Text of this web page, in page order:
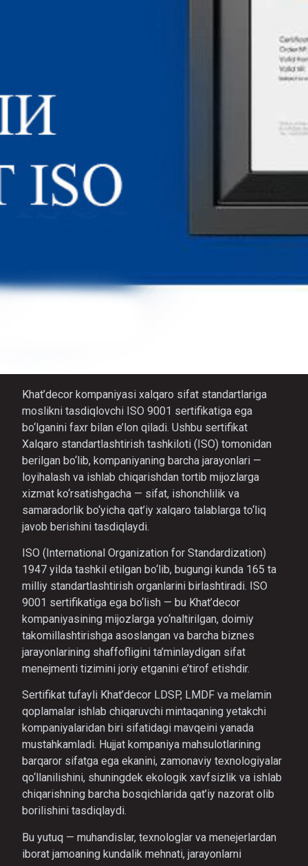
Khat’decor kompaniyasi xalqaro sifat standartlariga
moslikni tasdiqlovchi ISO 9001 sertifikatiga ega
bo‘lganini faxr bilan e’lon qiladi. Ushbu sertifikat
Xalqaro standartlashtirish tashkiloti (ISO) tomonidan
berilgan bo‘lib, kompaniyaning barcha jarayonlari —
loyihalash va ishlab chiqarishdan tortib mijozlarga
xizmat ko‘rsatishgacha — sifat, ishonchlilik va
samaradorlik bo‘yicha qat’iy xalqaro talablarga to‘liq
javob berishini tasdiqlaydi.
ISO (International Organization for Standardization)
1947 yilda tashkil etilgan bo‘lib, bugungi kunda 165 ta
milliy standartlashtirish organlarini birlashtiradi. ISO
9001 sertifikatiga ega bo‘lish — bu Khat’decor
kompaniyasining mijozlarga yo‘naltirilgan, doimiy
takomillashtirishga asoslangan va barcha biznes
jarayonlarining shaffofligini ta’minlaydigan sifat
menejmenti tizimini joriy etganini e’tirof etishdir.
Sertifikat tufayli Khat’decor LDSP, LMDF va melamin
qoplamalar ishlab chiqaruvchi mintaqaning yetakchi
kompaniyalaridan biri sifatidagi mavqeini yanada
mustahkamladi. Hujjat kompaniya mahsulotlarining
barqaror sifatga ega ekanini, zamonaviy texnologiyalar
qo‘llanilishini, shuningdek ekologik xavfsizlik va ishlab
chiqarishning barcha bosqichlarida qat’iy nazorat olib
borilishini tasdiqlaydi.
Bu yutuq — muhandislar, texnologlar va menejerlardan
iborat jamoaning kundalik mehnati, jarayonlarni